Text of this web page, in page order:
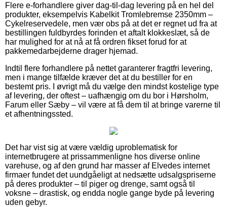
Flere e-forhandlere giver dag-til-dag levering på en hel del
produkter, eksempelvis Kabelkit Tromlebremse 2350mm –
Cykelreservedele, men vær obs på at det er regnet ud fra at
bestillingen fuldbyrdes forinden et aftalt klokkeslæt, så de
har mulighed for at nå at få ordren fikset forud for at
pakkemedarbejderne drager hjemad.
Indtil flere forhandlere på nettet garanterer fragtfri levering,
men i mange tilfælde kræver det at du bestiller for en
bestemt pris. I øvrigt må du vælge den mindst kostelige type
af levering, der oftest – uafhængig om du bor i Hørsholm,
Farum eller Sæby – vil være at få dem til at bringe varerne til
et afhentningssted.
Det har vist sig at være vældig uproblematisk for
internetbrugere at prissammenligne hos diverse online
varehuse, og af den grund har masser af Elvedes internet
firmaer fundet det uundgåeligt at nedsætte udsalgspriserne
på deres produkter – til piger og drenge, samt også til
voksne – drastisk, og endda nogle gange byde på levering
uden gebyr.